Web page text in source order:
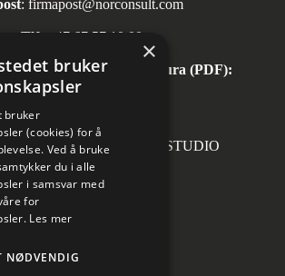
: firmapost@norconsult.com
Tlf: +47 67 57 10 00
mottak av inngående faktura (PDF):
invoice.no@norconsult.com
RASMUS HJORTSHOJ STUDIO
×
bruker
bruker
(cookies) for å
Ved å bruke
du i alle
i samsvar med
for
Les mer
NØDVENDIG